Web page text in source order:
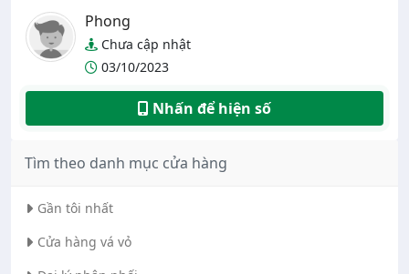
Phong
Chưa cập nhật
03/10/2023
Nhấn để hiện số
Tìm theo danh mục cửa hàng
Gần tôi nhất
Cửa hàng vá vỏ